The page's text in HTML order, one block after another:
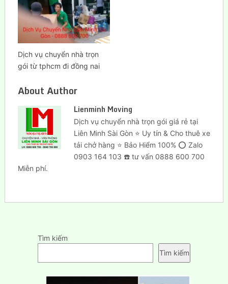
Dịch vụ chuyển nhà trọn
gói từ tphcm đi đồng nai
About Author
Lienminh Moving
Dịch vụ chuyển nhà trọn gói giá rẻ tại
Liên Minh Sài Gòn ⭐ Uy tín & Cho thuê xe
tải chở hàng ⭐ Bảo Hiểm 100% ⭕ Zalo
0903 164 103 ☎️ tư vấn 0888 600 700
Miễn phí.
Tìm kiếm
Tìm kiếm